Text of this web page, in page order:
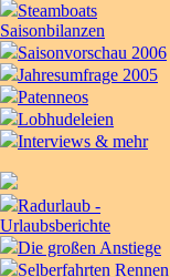
Steamboats
Saisonbilanzen
Saisonvorschau 2006
Jahresumfrage 2005
Patenneos
Lobhudeleien
Interviews & mehr
Radurlaub -
Urlaubsberichte
Die großen Anstiege
Selberfahrten Rennen